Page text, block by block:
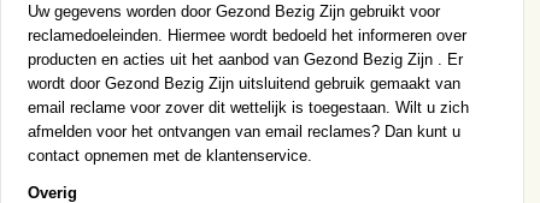
Uw gegevens worden door Gezond Bezig Zijn gebruikt voor
reclamedoeleinden. Hiermee wordt bedoeld het informeren over
producten en acties uit het aanbod van Gezond Bezig Zijn . Er
wordt door Gezond Bezig Zijn uitsluitend gebruik gemaakt van
email reclame voor zover dit wettelijk is toegestaan. Wilt u zich
afmelden voor het ontvangen van email reclames? Dan kunt u
contact opnemen met de klantenservice.
Overig